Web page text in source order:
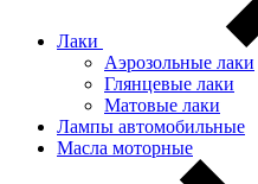
Лаки
Аэрозольные лаки
Глянцевые лаки
Матовые лаки
Лампы автомобильные
Масла моторные